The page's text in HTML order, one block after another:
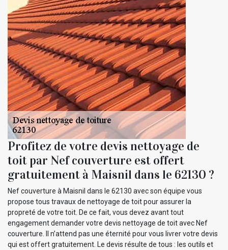
Profitez de votre devis nettoyage de
toit par Nef couverture est offert
gratuitement à Maisnil dans le 62130 ?
Nef couverture à Maisnil dans le 62130 avec son équipe vous
propose tous travaux de nettoyage de toit pour assurer la
propreté de votre toit. De ce fait, vous devez avant tout
engagement demander votre devis nettoyage de toit avec Nef
couverture. Il n’attend pas une éternité pour vous livrer votre devis
qui est offert gratuitement. Le devis résulte de tous : les outils et